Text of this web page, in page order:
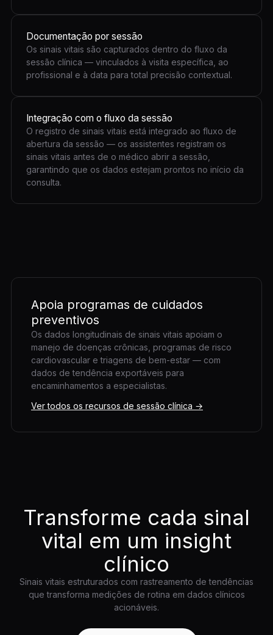
Documentação por sessão
Os sinais vitais são capturados dentro do fluxo da
sessão clínica — vinculados à visita específica, ao
profissional e à data para total precisão contextual.
Integração com o fluxo da sessão
O registro de sinais vitais está integrado ao fluxo de
abertura da sessão — os assistentes registram os
sinais vitais antes de o médico abrir a sessão,
garantindo que os dados estejam prontos no início da
consulta.
Apoia programas de cuidados
preventivos
Os dados longitudinais de sinais vitais apoiam o
manejo de doenças crônicas, programas de risco
cardiovascular e triagens de bem-estar — com
dados de tendência exportáveis para
encaminhamentos a especialistas.
Ver todos os recursos de sessão clínica →
Transforme cada sinal
vital em um insight
clínico
Sinais vitais estruturados com rastreamento de tendências
que transforma medições de rotina em dados clínicos
acionáveis.